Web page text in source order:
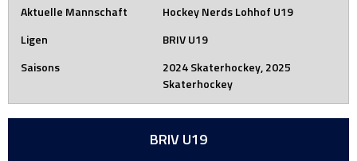
Aktuelle Mannschaft
Hockey Nerds Lohhof U19
Ligen
BRIV U19
Saisons
2024 Skaterhockey, 2025
Skaterhockey
BRIV U19